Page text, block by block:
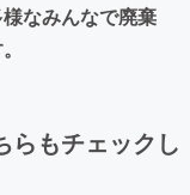
なみんなで廃棄
らもチェックし